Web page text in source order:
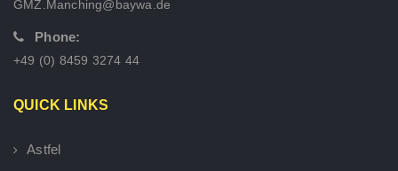
GMZ.Manching@baywa.de
Phone:
+49 (0) 8459 3274 44
QUICK LINKS
Astfel